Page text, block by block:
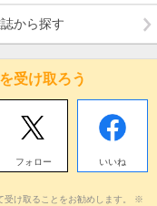
から探す
受け取ろう
フォロー いいね
受け取ることをお勧めします。 ※